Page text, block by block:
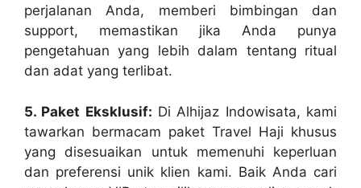
perjalanan Anda, memberi bimbingan dan
support, memastikan jika Anda punya
pengetahuan yang lebih dalam tentang ritual
dan adat yang terlibat.
5. Paket Eksklusif: Di Alhijaz Indowisata, kami
tawarkan bermacam paket Travel Haji khusus
yang disesuaikan untuk memenuhi keperluan
dan preferensi unik klien kami. Baik Anda cari